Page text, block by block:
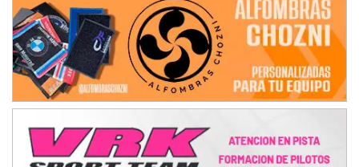
VICTORIENSE - F7
El Cerro (Tierra)
Victoria (Entre Ríos)
PATAGONICO - F6
Moto Club Reginense (Tierra)
CSK - F7